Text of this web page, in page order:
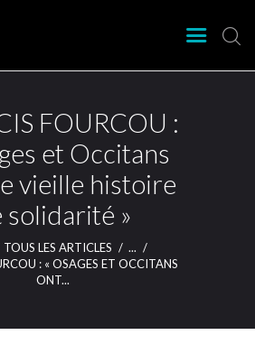
FOURCOU :
et Occitans
vieille histoire
solidarité »
TOUS LES ARTICLES
...
: « OSAGES ET OCCITANS
ONT...
Clutch Webzine